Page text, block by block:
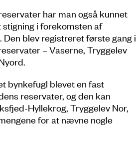
har man også kunnet
i forekomsten af
blev registreret første gang i
– Vaserne, Tryggelev
bynkefugl blevet en fast
reservater, og den kan
Hyllekrog, Tryggelev Nor,
for at nævne nogle